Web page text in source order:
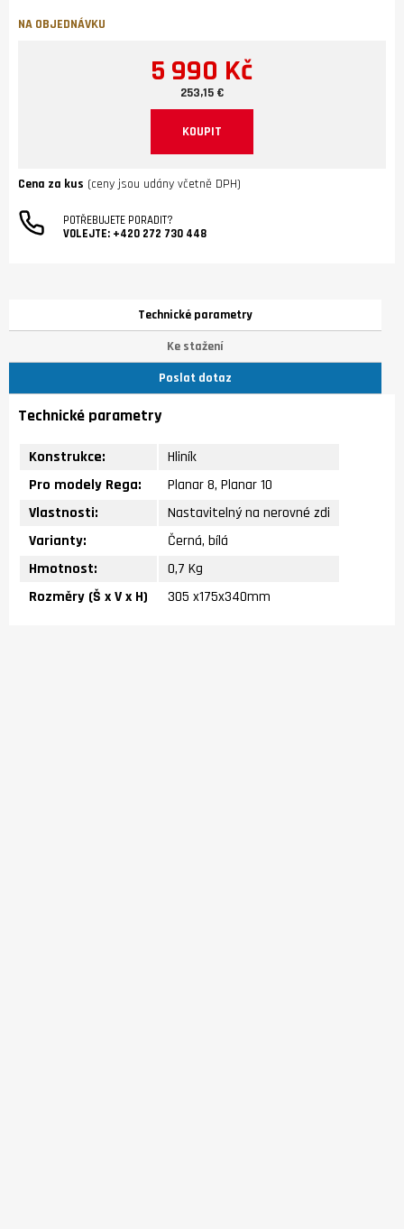
NA OBJEDNÁVKU
5 990 Kč
253,15 €
KOUPIT
Cena za kus (ceny jsou udány včetně DPH)
POTŘEBUJETE PORADIT?
VOLEJTE: +420 272 730 448
Technické parametry
Ke stažení
Poslat dotaz
Technické parametry
Konstrukce:
Hliník
Pro modely Rega:
Planar 8, Planar 10
Vlastnosti:
Nastavitelný na nerovné zdi
Varianty:
Černá, bílá
Hmotnost:
0,7 Kg
Rozměry (Š x V x H)
305 x175x340mm